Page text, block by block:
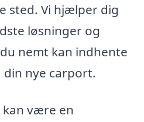
sted. Vi hjælper dig
løsninger og
nemt kan indhente
nye carport.
være en